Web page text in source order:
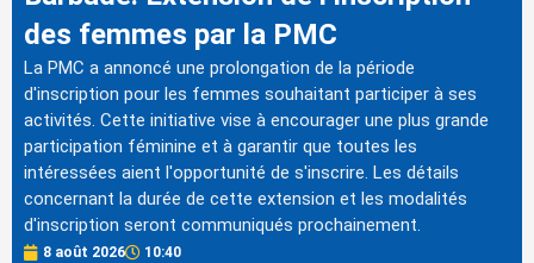
des femmes par la PMC
La PMC a annoncé une prolongation de la période
d'inscription pour les femmes souhaitant participer à ses
activités. Cette initiative vise à encourager une plus grande
participation féminine et à garantir que toutes les
intéressées aient l'opportunité de s'inscrire. Les détails
concernant la durée de cette extension et les modalités
d'inscription seront communiqués prochainement.
8 août 2026 10:40